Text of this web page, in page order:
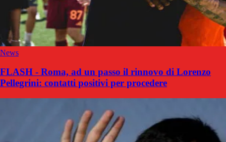
News
FLASH - Roma, ad un passo il rinnovo di Lorenzo
Pellegrini: contatti positivi per procedere